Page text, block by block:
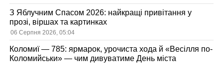
З Яблучним Спасом 2026: найкращі привітання у
прозі, віршах та картинках
06 Серпня 2026, 05:04
Коломиї — 785: ярмарок, урочиста хода й «Весілля по-
Коломийськи» — чим дивуватиме День міста